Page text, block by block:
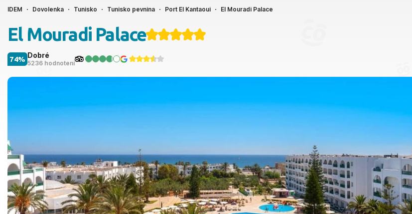
IDEM Dovolenka Tunisko Tunisko pevnina Port El Kantaoui El Mouradi Palace
El Mouradi Palace
Dobré
5236 hodnotení
74%